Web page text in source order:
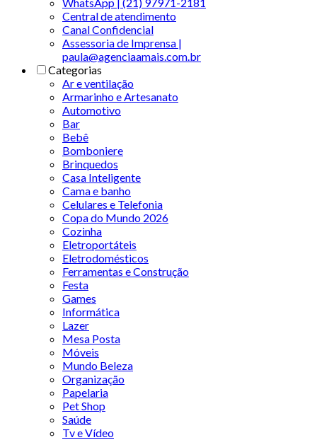
Central de atendimento
Canal Confidencial
Assessoria de Imprensa |
paula@agenciaamais.com.br
Categorias
Ar e ventilação
Armarinho e Artesanato
Automotivo
Bar
Bebê
Bomboniere
Brinquedos
Casa Inteligente
Cama e banho
Celulares e Telefonia
Copa do Mundo 2026
Cozinha
Eletroportáteis
Eletrodomésticos
Ferramentas e Construção
Festa
Games
Informática
Lazer
Mesa Posta
Móveis
Mundo Beleza
Organização
Papelaria
Pet Shop
Saúde
Tv e Vídeo